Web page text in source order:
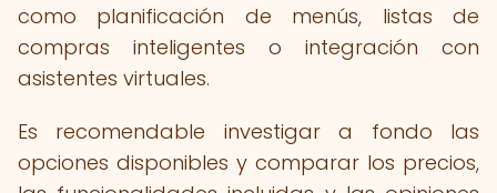
como planificación de menús, listas de
compras inteligentes o integración con
asistentes virtuales.
Es recomendable investigar a fondo las
opciones disponibles y comparar los precios,